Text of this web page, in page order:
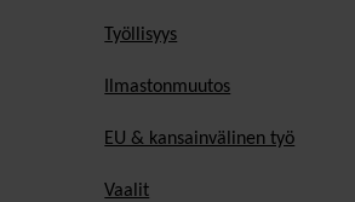
Työllisyys
Ilmastonmuutos
EU & kansainvälinen työ
Vaalit